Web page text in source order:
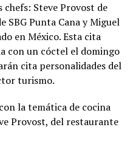
chefs: Steve Provost de
SBG Punta Cana y Miguel
en México. Esta cita
con un cóctel el domingo
cita personalidades del
turismo.
la temática de cocina
Provost, del restaurante